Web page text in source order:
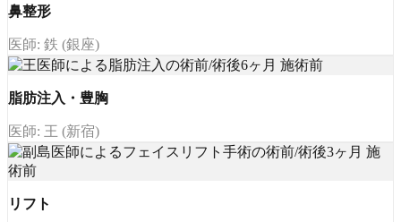
鼻整形
医師: 鉄 (銀座)
脂肪注入・豊胸
医師: 王 (新宿)
リフト